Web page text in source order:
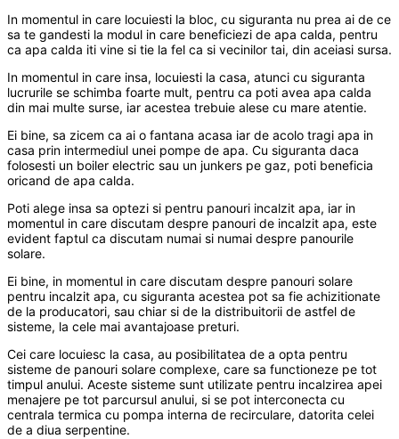
In momentul in care locuiesti la bloc, cu siguranta nu prea ai de ce
sa te gandesti la modul in care beneficiezi de apa calda, pentru
ca apa calda iti vine si tie la fel ca si vecinilor tai, din aceiasi sursa.
In momentul in care insa, locuiesti la casa, atunci cu siguranta
lucrurile se schimba foarte mult, pentru ca poti avea apa calda
din mai multe surse, iar acestea trebuie alese cu mare atentie.
Ei bine, sa zicem ca ai o fantana acasa iar de acolo tragi apa in
casa prin intermediul unei pompe de apa. Cu siguranta daca
folosesti un boiler electric sau un junkers pe gaz, poti beneficia
oricand de apa calda.
Poti alege insa sa optezi si pentru panouri incalzit apa, iar in
momentul in care discutam despre panouri de incalzit apa, este
evident faptul ca discutam numai si numai despre panourile
solare.
Ei bine, in momentul in care discutam despre panouri solare
pentru incalzit apa, cu siguranta acestea pot sa fie achizitionate
de la producatori, sau chiar si de la distribuitorii de astfel de
sisteme, la cele mai avantajoase preturi.
Cei care locuiesc la casa, au posibilitatea de a opta pentru
sisteme de panouri solare complexe, care sa functioneze pe tot
timpul anului. Aceste sisteme sunt utilizate pentru incalzirea apei
menajere pe tot parcursul anului, si se pot interconecta cu
centrala termica cu pompa interna de recirculare, datorita celei
de a diua serpentine.